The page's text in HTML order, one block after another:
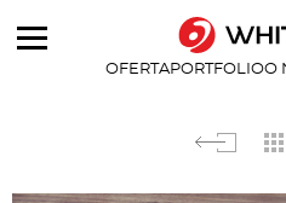
OFERTAPORTFOLIOO